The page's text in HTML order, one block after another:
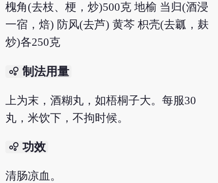
槐角(去枝、梗，炒)500克 地榆 当归(酒浸
一宿，焙) 防风(去芦) 黄芩 枳壳(去瓤，麸
炒)各250克
bubble_chart 制法用量
上为末，酒糊丸，如梧桐子大。每服30
丸，米饮下，不拘时候。
bubble_chart 功效
清肠凉血。